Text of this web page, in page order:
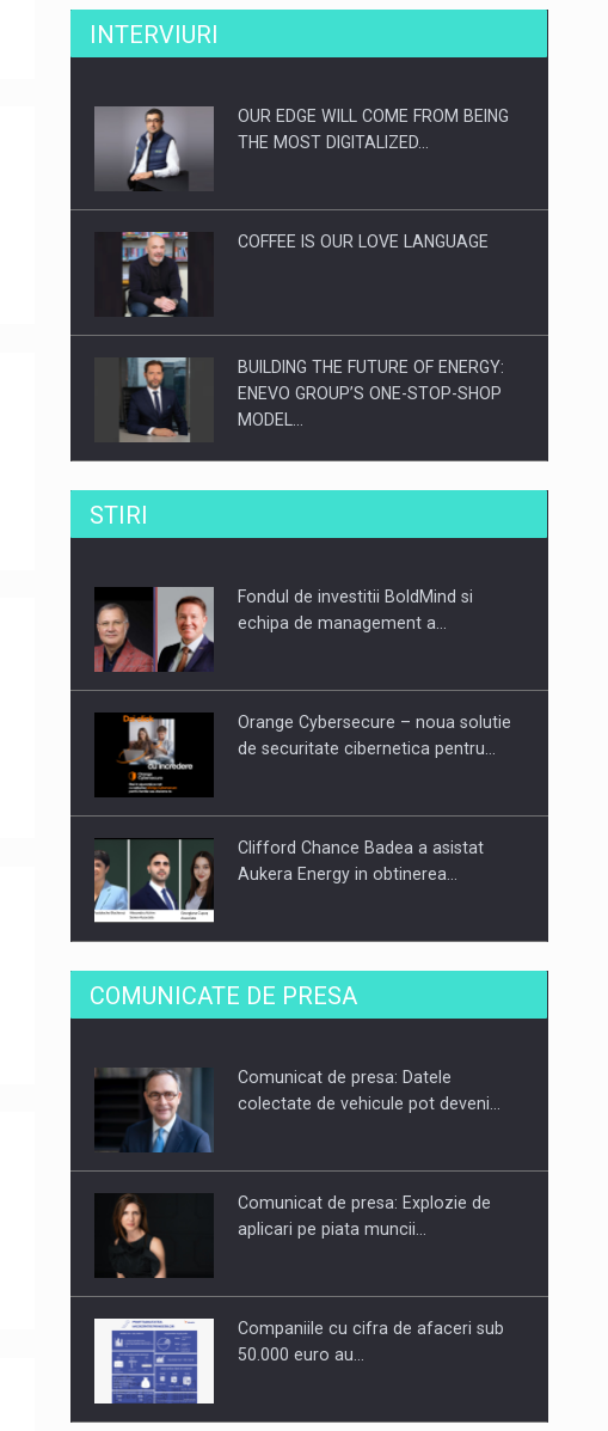
Producatorii si comerciantii care nu
Proteinmaxxing and the Future of
INTERVIURI
OUR EDGE WILL COME FROM BEING
THE MOST DIGITALIZED…
COFFEE IS OUR LOVE LANGUAGE
BUILDING THE FUTURE OF ENERGY:
ENEVO GROUP’S ONE-STOP-SHOP
MODEL…
ROOTED IN ROMANIA, BUILT TO
PUTTING ROMANIAN CORPORATE
STIRI
Fondul de investitii BoldMind si
echipa de management a…
Orange Cybersecure – noua solutie
de securitate cibernetica pentru…
Clifford Chance Badea a asistat
Aukera Energy in obtinerea…
SAPTE PERSONALITATI DIN MEDIUL
DE AFACERI, ACADEMIC SI
Hard Enduro Piatra Craiului 2026,
COMUNICATE DE PRESA
Comunicat de presa: Datele
colectate de vehicule pot deveni…
Comunicat de presa: Explozie de
aplicari pe piata muncii…
Companiile cu cifra de afaceri sub
50.000 euro au…